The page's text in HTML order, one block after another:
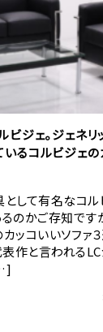
ジェ。ジェネリ
るコルビジェの
して有名なコル
のかご存知です
ッコいいソファ
表作と言われるLC